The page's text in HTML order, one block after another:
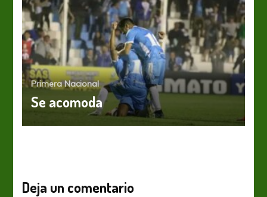
Primera Nacional
Se acomoda
Deja un comentario